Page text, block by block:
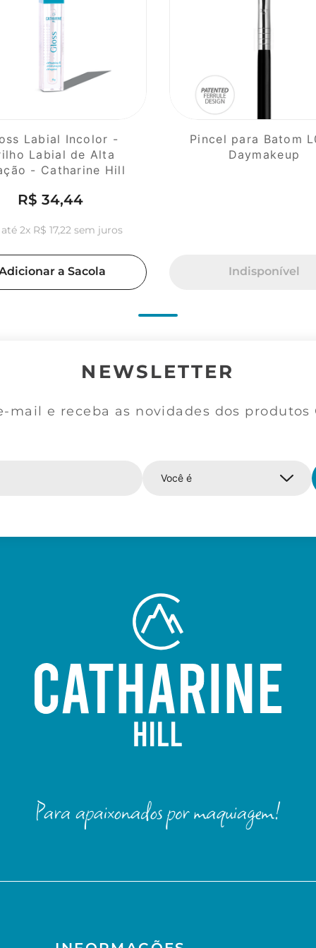
Labial Incolor -
Labial de Alta
- Catharine Hill
R$ 34,44
2x R$ 17,22 sem juros
a Sacola
Pincel para Batom
Daymakeup
Indisponível
NEWSLETTER
mail e receba as novidades dos